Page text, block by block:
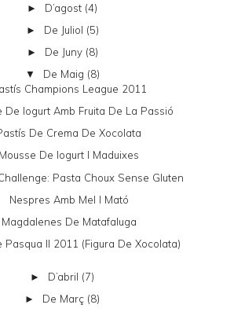
► D’agost (4)
► De Juliol (5)
► De Juny (8)
▼ De Maig (8)
Champions League 2011
De Iogurt Amb Fruita De La Passió
De Crema De Xocolata
Mousse De Iogurt I Maduixes
Pasta Choux Sense Gluten
Nespres Amb Mel I Mató
Magdalenes De Matafaluga
Pasqua II 2011 (figura De Xocolata)
► D’abril (7)
► De Març (8)